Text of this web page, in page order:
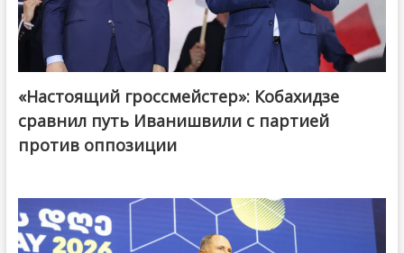
@ქართული ოცნება / Georgian Dream
«Настоящий гроссмейстер»: Кобахидзе
сравнил путь Иванишвили с партией
против оппозиции